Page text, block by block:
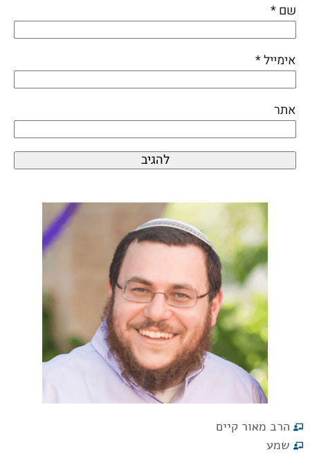
הרב מאור קיים
שמע
שם*
אימייל*
אתר